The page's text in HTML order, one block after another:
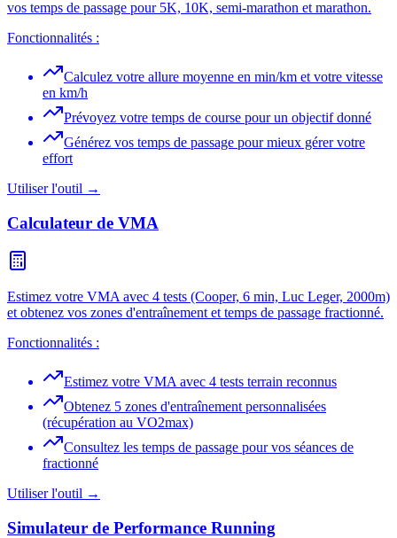
vos temps de passage pour 5K, 10K, semi-marathon et marathon.
Fonctionnalités :
Calculez votre allure moyenne en min/km et votre vitesse
en km/h
Prévoyez votre temps de course pour un objectif donné
Générez vos temps de passage pour mieux gérer votre
effort
Utiliser l'outil →
Calculateur de VMA
Estimez votre VMA avec 4 tests (Cooper, 6 min, Luc Leger, 2000m)
et obtenez vos zones d'entraînement et temps de passage fractionné.
Fonctionnalités :
Estimez votre VMA avec 4 tests terrain reconnus
Obtenez 5 zones d'entraînement personnalisées
(récupération au VO2max)
Consultez les temps de passage pour vos séances de
fractionné
Utiliser l'outil →
Simulateur de Performance Running